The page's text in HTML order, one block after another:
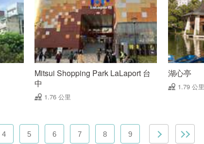
Mitsui Shopping Park LaLaport 台
中
1.76 公里
湖心亭
1.79 公里
4 5 6 7 8 9